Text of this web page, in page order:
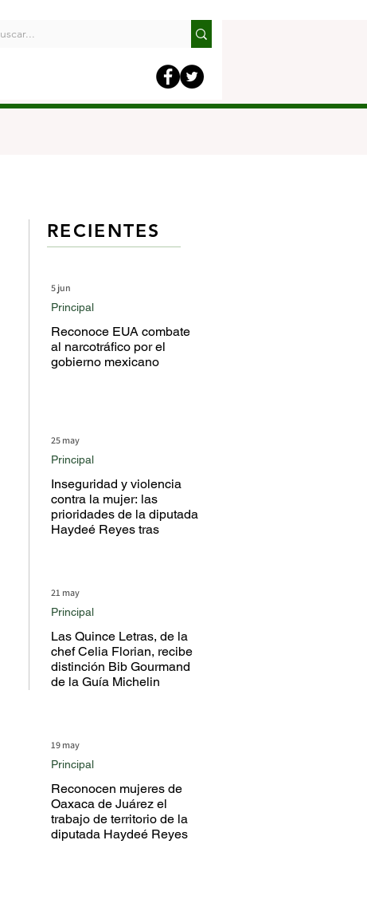
Reconoce EUA combate
al narcotráfico por el
gobierno mexicano
Principal
5 jun
Inseguridad y violencia
contra la mujer: las
prioridades de la diputada
Haydeé Reyes tras
Principal
25 may
Las Quince Letras, de la
chef Celia Florian, recibe
distinción Bib Gourmand
de la Guía Michelin
Principal
21 may
Reconocen mujeres de
Oaxaca de Juárez el
trabajo de territorio de la
diputada Haydeé Reyes
Principal
19 may
RECIENTES